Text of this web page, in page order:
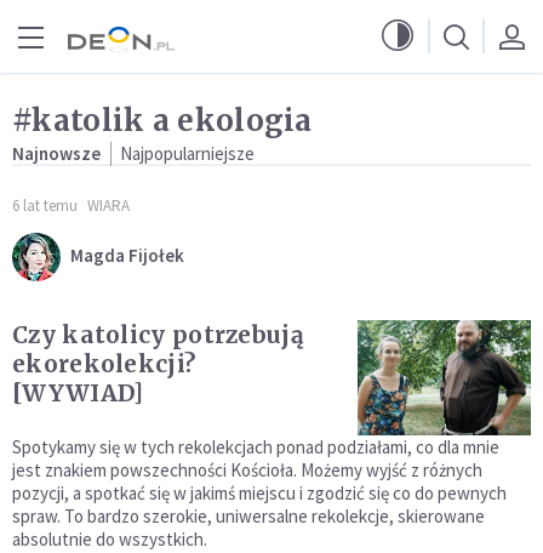
#katolik a ekologia
Najnowsze Najpopularniejsze
6 lat temu WIARA
Magda Fijołek
Czy katolicy potrzebują
ekorekolekcji?
[WYWIAD]
Spotykamy się w tych rekolekcjach ponad podziałami, co dla mnie
jest znakiem powszechności Kościoła. Możemy wyjść z różnych
pozycji, a spotkać się w jakimś miejscu i zgodzić się co do pewnych
spraw. To bardzo szerokie, uniwersalne rekolekcje, skierowane
absolutnie do wszystkich.